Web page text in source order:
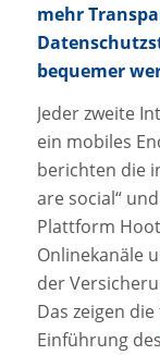
mehr
bequemer
Jeder zweite
ein mobiles
berichten die
are social“
Plattform
Onlinekanäle
der
Das zeigen
Einführung des